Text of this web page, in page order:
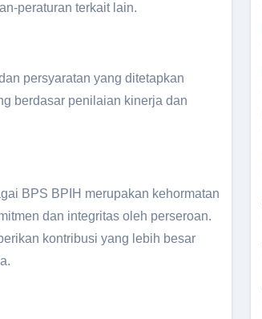
peraturan terkait lain.
persyaratan yang ditetapkan
berdasar penilaian kinerja dan
BPS BPIH merupakan kehormatan
dan integritas oleh perseroan.
kontribusi yang lebih besar